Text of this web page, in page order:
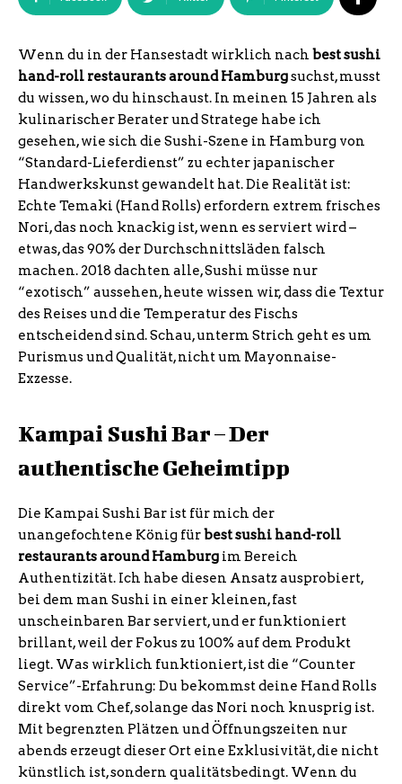
Wenn du in der Hansestadt wirklich nach best sushi
hand-roll restaurants around Hamburgsuchst, musst
du wissen, wo du hinschaust. In meinen 15 Jahren als
kulinarischer Berater und Stratege habe ich
gesehen, wie sich die Sushi-Szene in Hamburg von
“Standard-Lieferdienst” zu echter japanischer
Handwerkskunst gewandelt hat. Die Realität ist:
Echte Temaki (Hand Rolls) erfordern extrem frisches
Nori, das noch knackig ist, wenn es serviert wird –
etwas, das 90% der Durchschnittsläden falsch
machen. 2018 dachten alle, Sushi müsse nur
“exotisch” aussehen, heute wissen wir, dass die Textur
des Reises und die Temperatur des Fischs
entscheidend sind. Schau, unterm Strich geht es um
Purismus und Qualität, nicht um Mayonnaise-
Exzesse.
Kampai Sushi Bar – Der
authentische Geheimtipp
Die Kampai Sushi Bar ist für mich der
unangefochtene König fürbest sushi hand-roll
restaurants around Hamburg im Bereich
Authentizität. Ich habe diesen Ansatz ausprobiert,
bei dem man Sushi in einer kleinen, fast
unscheinbaren Bar serviert, und er funktioniert
brillant, weil der Fokus zu 100% auf dem Produkt
liegt. Was wirklich funktioniert, ist die “Counter
Service”-Erfahrung: Du bekommst deine Hand Rolls
direkt vom Chef, solange das Nori noch knusprig ist.
Mit begrenzten Plätzen und Öffnungszeiten nur
abends erzeugt dieser Ort eine Exklusivität, die nicht
künstlich ist, sondern qualitätsbedingt. Wenn du